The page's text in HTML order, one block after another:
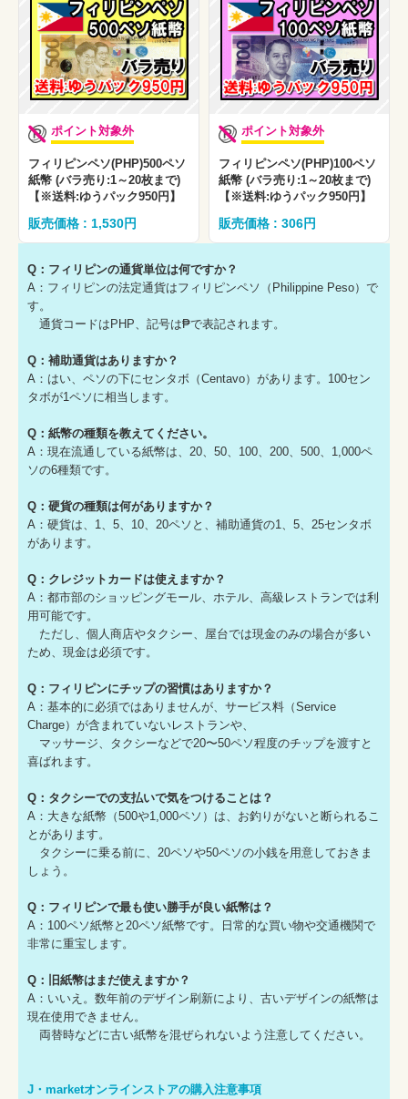
ポイント対象外
フィリピンペソ(PHP)500ペソ
紙幣 (バラ売り:1～20枚まで)
【※送料:ゆうパック950円】
販売価格 : 1,530円
ポイント対象外
フィリピンペソ(PHP)100ペソ
紙幣 (バラ売り:1～20枚まで)
【※送料:ゆうパック950円】
販売価格 : 306円
Q：フィリピンの通貨単位は何ですか？
A：フィリピンの法定通貨はフィリピンペソ（Philippine Peso）で
す。
通貨コードはPHP、記号は₱で表記されます。
Q：補助通貨はありますか？
A：はい、ペソの下にセンタボ（Centavo）があります。100セン
タボが1ペソに相当します。
Q：紙幣の種類を教えてください。
A：現在流通している紙幣は、20、50、100、200、500、1,000ペ
ソの6種類です。
Q：硬貨の種類は何がありますか？
A：硬貨は、1、5、10、20ペソと、補助通貨の1、5、25センタボ
があります。
Q：クレジットカードは使えますか？
A：都市部のショッピングモール、ホテル、高級レストランでは利
用可能です。
ただし、個人商店やタクシー、屋台では現金のみの場合が多い
ため、現金は必須です。
Q：フィリピンにチップの習慣はありますか？
A：基本的に必須ではありませんが、サービス料（Service
Charge）が含まれていないレストランや、
マッサージ、タクシーなどで20〜50ペソ程度のチップを渡すと
喜ばれます。
Q：タクシーでの支払いで気をつけることは？
A：大きな紙幣（500や1,000ペソ）は、お釣りがないと断られるこ
とがあります。
タクシーに乗る前に、20ペソや50ペソの小銭を用意しておきま
しょう。
Q：フィリピンで最も使い勝手が良い紙幣は？
A：100ペソ紙幣と20ペソ紙幣です。日常的な買い物や交通機関で
非常に重宝します。
Q：旧紙幣はまだ使えますか？
A：いいえ。数年前のデザイン刷新により、古いデザインの紙幣は
現在使用できません。
両替時などに古い紙幣を混ぜられないよう注意してください。
J・marketオンラインストアの購入注意事項